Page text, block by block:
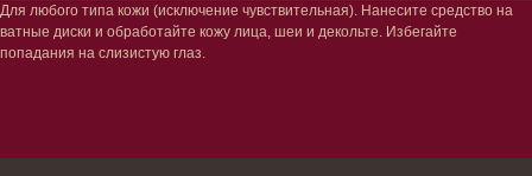
Для любого типа кожи (исключение чувствительная). Нанесите средство на
ватные диски и обработайте кожу лица, шеи и декольте. Избегайте
попадания на слизистую глаз.
Маски/скрабы
Сыворотки/лосьоны
Спреи